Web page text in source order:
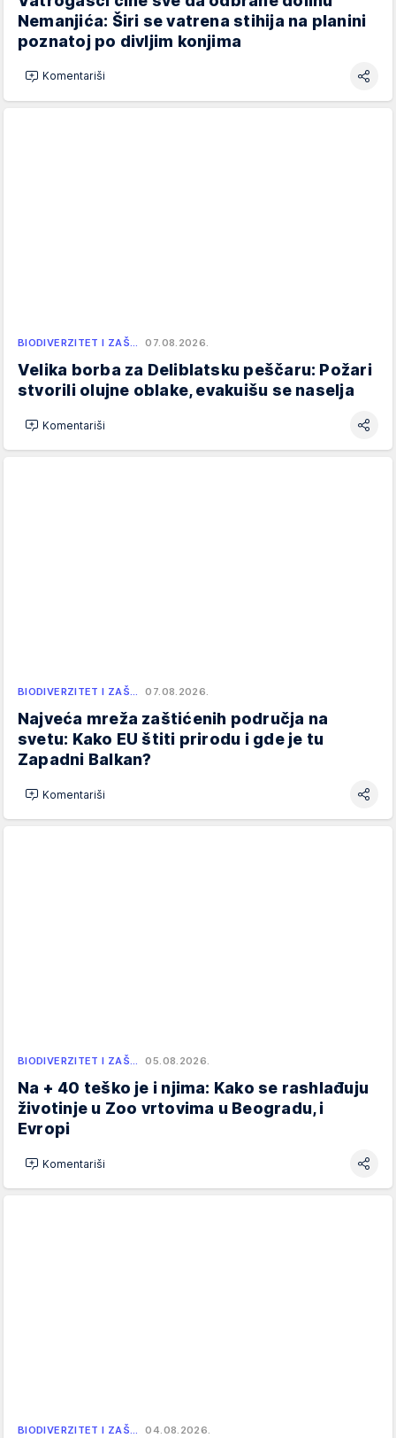
Nemanjića: Širi se vatrena stihija na planini
poznatoj po divljim konjima
Komentariši
BIODIVERZITET I ZAŠ… 07.08.2026.
Velika borba za Deliblatsku peščaru: Požari
stvorili olujne oblake, evakuišu se naselja
Komentariši
BIODIVERZITET I ZAŠ… 07.08.2026.
Najveća mreža zaštićenih područja na
svetu: Kako EU štiti prirodu i gde je tu
Zapadni Balkan?
Komentariši
BIODIVERZITET I ZAŠ… 05.08.2026.
Na + 40 teško je i njima: Kako se rashlađuju
životinje u Zoo vrtovima u Beogradu, i
Evropi
Komentariši
BIODIVERZITET I ZAŠ… 04.08.2026.